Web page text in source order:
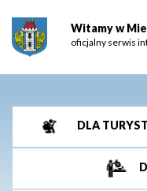
Witamy w
oficjalny serwis
DLA